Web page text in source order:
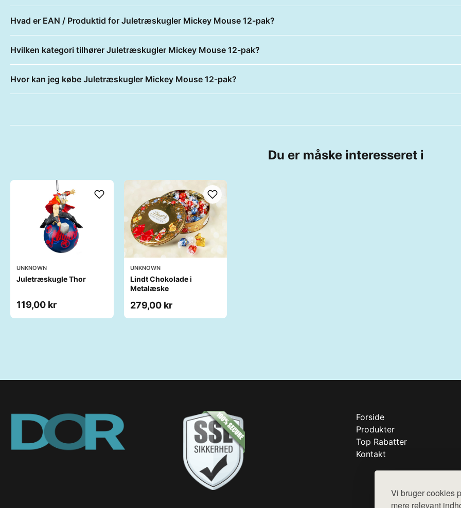
Vi bruger cookies
mere relevant
Hvad er EAN / Produktid for Juletræskugler Mickey Mouse 12-pak?
Hvilken kategori tilhører Juletræskugler Mickey Mouse 12-pak?
Hvor kan jeg købe Juletræskugler Mickey Mouse 12-pak?
Du er måske interesseret i
UNKNOWN
Juletræskugle Thor
119,00 kr
UNKNOWN
Lindt Chokolade i
Metalæske
279,00 kr
Forside
Produkter
Top Rabatter
Kontakt